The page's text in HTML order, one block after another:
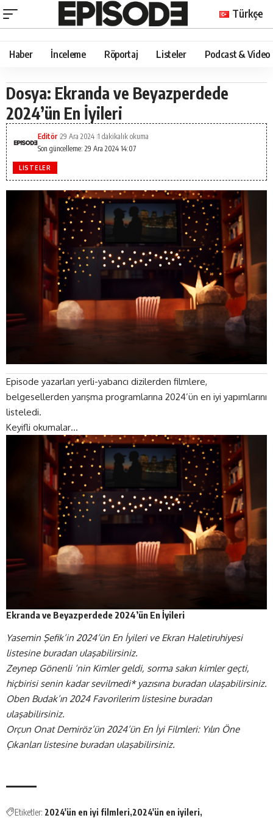
Türkçe
Haber İnceleme Röportaj Listeler Podcast & Video
Dosya: Ekranda ve Beyazperdede
2024’ün En İyileri
Son güncelleme: 29 Ara 2024 14:07
Editör 29 Ara 2024 1 dakikalık okuma
LISTELER
Episode yazarları yerli-yabancı dizilerden filmlere,
belgesellerden yarışma programlarına 2024’ün en iyi yapımlarını
listeledi.
Keyifli okumalar…
Ekranda ve Beyazperdede 2024’ün En İyileri
Yasemin Şefik’in 2024’ün En İyileri ve Ekran Haletiruhiyesi
listesine buradan ulaşabilirsiniz.
Zeynep Gönenli ‘nin Kimler geldi, sorma sakın kimler geçti,
hiçbirisi senin kadar sevilmedi* yazısına buradan ulaşabilirsiniz.
Oben Budak’ın 2024 Favorilerim listesine buradan
ulaşabilirsiniz.
Orçun Onat Demiröz’ün 2024’ün En İyi Filmleri: Yılın Öne
Çıkanları listesine buradan ulaşabilirsiniz.
Etiketler: 2024'ün en iyi filmleri 2024'ün en iyileri